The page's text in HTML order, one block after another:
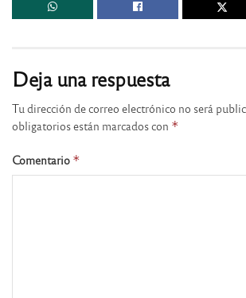
Deja una respuesta
Tu dirección de correo electrónico no será
obligatorios están marcados con *
Comentario *